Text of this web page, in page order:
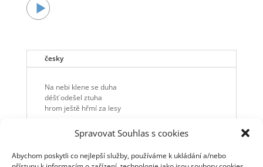
Spravovat Souhlas s cookies
Abychom poskytli co nejlepší služby, používáme k ukládání a/nebo
česky
Na nebi klene se duha
déšť odešel ztuha
hrom ještě hřmí za lesy
a v korunách stromů
Zas bude klid nějaký čas